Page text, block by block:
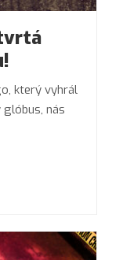
který vyhrál
glóbus, nás